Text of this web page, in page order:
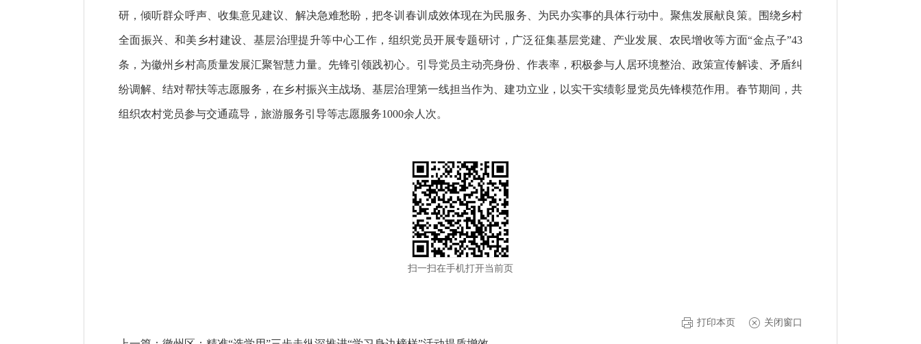
研，倾听群众呼声、收集意见建议、解决急难愁盼，把冬训春训成效体现在为民服务、为民办实事的具体行动中。聚焦发展献良策。围绕乡村
全面振兴、和美乡村建设、基层治理提升等中心工作，组织党员开展专题研讨，广泛征集基层党建、产业发展、农民增收等方面“金点子”43
条，为徽州乡村高质量发展汇聚智慧力量。先锋引领践初心。引导党员主动亮身份、作表率，积极参与人居环境整治、政策宣传解读、矛盾纠
纷调解、结对帮扶等志愿服务，在乡村振兴主战场、基层治理第一线担当作为、建功立业，以实干实绩彰显党员先锋模范作用。春节期间，共
组织农村党员参与交通疏导，旅游服务引导等志愿服务1000余人次。
扫一扫在手机打开当前页
打印本页 关闭窗口